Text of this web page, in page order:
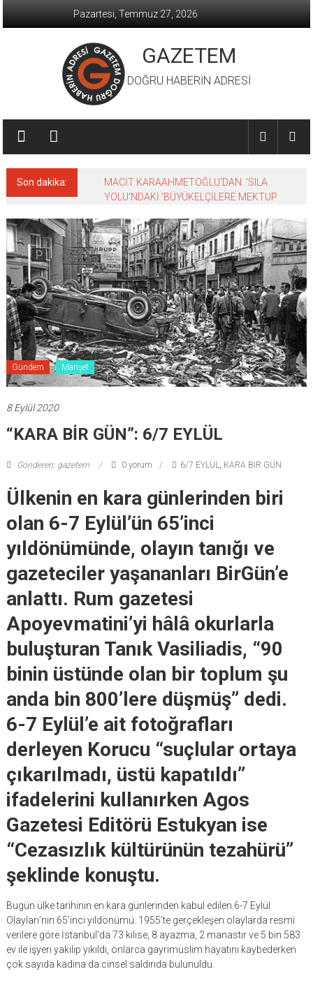
Pazartesi, Temmuz 27, 2026
GAZETEM
DOĞRU HABERİN ADRESİ
Son dakika:
MACİT KARAAHMETOĞLU’DAN ‘SILA
YOLU’NDAKİ ’BÜYÜKELÇİLERE MEKTUP
Gündem Manşet
8 Eylül 2020
“KARA BİR GÜN”: 6/7 EYLÜL
Gönderen: gazetem 0 yorum 6/7 EYLÜL, KARA BİR GÜN
Ülkenin en kara günlerinden biri
olan 6-7 Eylül’ün 65’inci
yıldönümünde, olayın tanığı ve
gazeteciler yaşananları BirGün’e
anlattı. Rum gazetesi
Apoyevmatini’yi hâlâ okurlarla
buluşturan Tanık Vasiliadis, “90
binin üstünde olan bir toplum şu
anda bin 800’lere düşmüş” dedi.
6-7 Eylül’e ait fotoğrafları
derleyen Korucu “suçlular ortaya
çıkarılmadı, üstü kapatıldı”
ifadelerini kullanırken Agos
Gazetesi Editörü Estukyan ise
“Cezasızlık kültürünün tezahürü”
şeklinde konuştu.
Bugün ülke tarihinin en kara günlerinden kabul edilen 6-7 Eylül
Olayları’nın 65’inci yıldönümü. 1955’te gerçekleşen olaylarda resmi
verilere göre İstanbul’da 73 kilise, 8 ayazma, 2 manastır ve 5 bin 583
ev ile işyeri yakılıp yıkıldı, onlarca gayrimüslim hayatını kaybederken
çok sayıda kadına da cinsel saldırıda bulunuldu.